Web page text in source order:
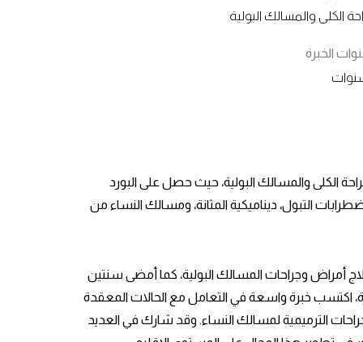
الكلى والمسالك البولية
الخبرة
الكلى والمسالك البولية، حيث حصل على البورد
التبول، ديناميكية المثانة، ومسالك النساء من
سنوات في تشخيص وعلاج أمراض وجراحات المسالك البولية، كما أمضى سنتين
اكتسب خبرة واسعة في التعامل مع الحالات المعقدة
الترميمية لمسالك النساء. وقد شارك في العديد